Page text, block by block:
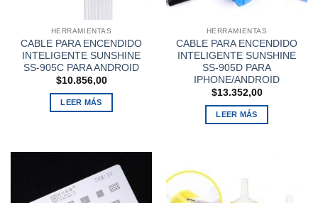
HERRAMIENTAS
CABLE PARA ENCENDIDO
INTELIGENTE SUNSHINE
SS-905C PARA ANDROID
$10.856,00
LEER MÁS
HERRAMIENTAS
CABLE PARA ENCENDIDO
INTELIGENTE SUNSHINE
SS-905D PARA
IPHONE/ANDROID
$13.352,00
LEER MÁS